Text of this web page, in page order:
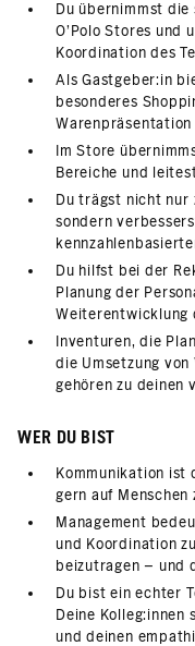
Du übernimmst
O’Polo Stores
Koordination des
Als Gastgeber:in
besonderes
Im Store
Bereiche und
Du trägst nicht nur
sondern
Du hilfst bei der
Planung der
Weiterentwicklung
Inventuren, die
die Umsetzung
gehören zu deinen
WER DU BIST
Kommunikation ist
gern auf Menschen
Management
und Koordination
beizutragen – und
Du bist ein echter
Deine
und deinen